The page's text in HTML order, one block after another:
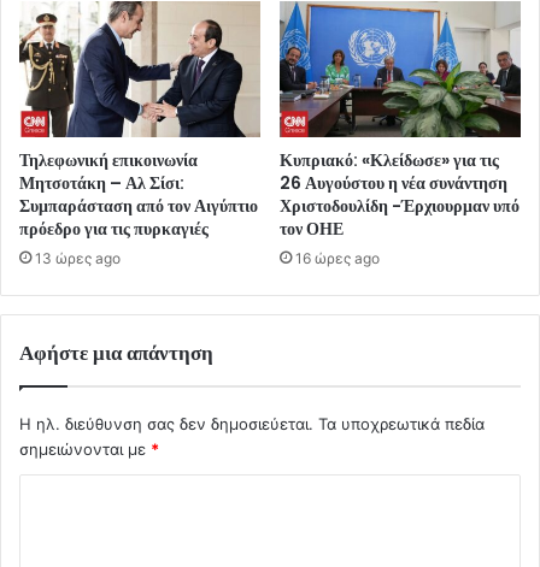
Τηλεφωνική επικοινωνία
Μητσοτάκη – Αλ Σίσι:
Συμπαράσταση από τον Αιγύπτιο
πρόεδρο για τις πυρκαγιές
13 ώρες ago
Κυπριακό: «Κλείδωσε» για τις
26 Αυγούστου η νέα συνάντηση
Χριστοδουλίδη -Έρχιουρμαν υπό
τον ΟΗΕ
16 ώρες ago
Αφήστε μια απάντηση
Η ηλ. διεύθυνση σας δεν δημοσιεύεται. Τα υποχρεωτικά πεδία
σημειώνονται με *